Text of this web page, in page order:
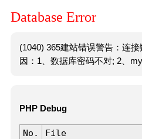
Database Error
(1040) 365建站错误警告：连
因：1、数据库密码不对; 2、
PHP Debug
No. File